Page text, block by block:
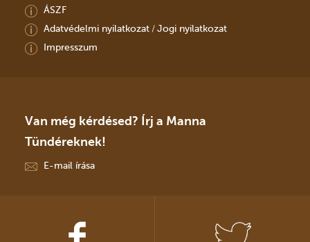
ÁSZF
Adatvédelmi nyilatkozat/ Jogi nyilatkozat
Impresszum
Van még kérdésed? Írj a Manna
Tündéreknek!
E-mail írása